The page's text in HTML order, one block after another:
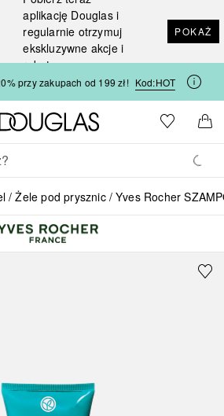
aplikację Douglas i
regularnie otrzymuj
ekskluzywne akcje i
rabaty
POKAŻ
przy zakupach od 199 zł! Kod:HOT
Strona główna Douglas
Do listyDo
Żele pod prysznic Yves Rocher